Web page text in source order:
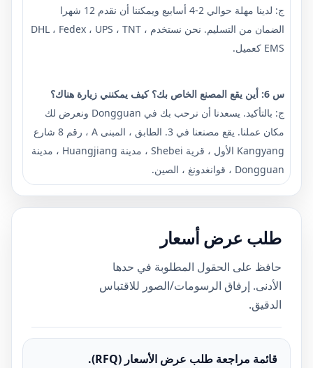
ج: لدينا مهلة حوالي 2-4 أسابيع ويمكننا أن نقدم 12 شهرا
الضمان من التسليم. نحن نستخدم DHL ، Fedex ، UPS ، TNT ،
EMS كعميل.
س 6: أين يقع المصنع الخاص بك؟ كيف يمكنني زيارة هناك؟
ج: بالتأكيد. يسعدنا أن نرحب بك في Dongguan ونعرض لك
مكان عملنا. يقع مصنعنا في 3. الطابق ، المبنى A ، رقم 8 شارع
Kangyang الأول ، قرية Shebei ، مدينة Huangjiang ، مدينة
Dongguan ، قوانغدونغ ، الصين.
طلب عرض أسعار
حافظ على الحقول المطلوبة في حدها
الأدنى. إرفاق الرسومات/الصور للاقتباس
الدقيق.
قائمة مراجعة طلب عرض الأسعار (RFQ).